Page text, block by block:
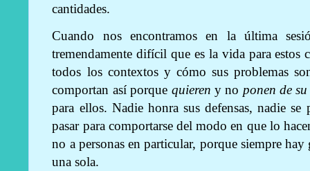
cantidades.
Cuando nos encontramos en la última
tremendamente difícil que es la vida para
todos los contextos y cómo sus problemas
comportan así porque quieren y no ponen de
para ellos. Nadie honra sus defensas, nadie
pasar para comportarse del modo en que lo
no a personas en particular, porque siempre
una sola.